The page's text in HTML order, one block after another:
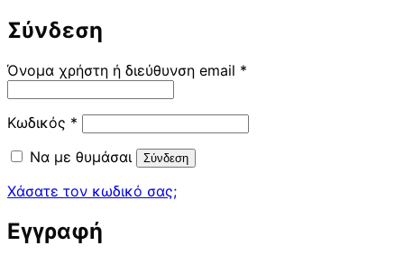
Σύνδεση
Όνομα χρήστη ή διεύθυνση email *
Κωδικός * Απαιτείται
Να με θυμάσαι
Σύνδεση
Χάσατε τον κωδικό σας;
Εγγραφή